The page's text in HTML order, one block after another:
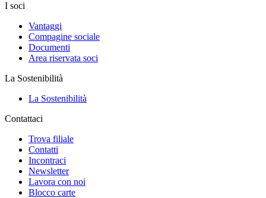
I soci
Vantaggi
Compagine sociale
Documenti
Area riservata soci
La Sostenibilità
La Sostenibilità
Contattaci
Trova filiale
Contatti
Incontraci
Newsletter
Lavora con noi
Blocco carte